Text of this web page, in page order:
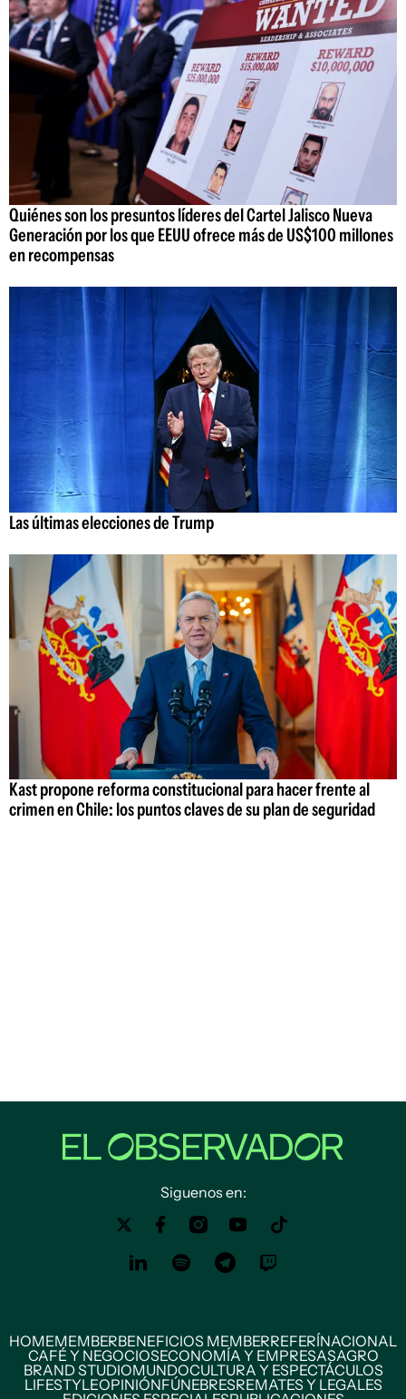
Quiénes son los presuntos líderes del Cartel Jalisco Nueva
Generación por los que EEUU ofrece más de US$100 millones
en recompensas
Las últimas elecciones de Trump
Kast propone reforma constitucional para hacer frente al
crimen en Chile: los puntos claves de su plan de seguridad
Siguenos en:
HOMEMEMBERBENEFICIOS MEMBERREFERÍNACIONAL
CAFÉ Y NEGOCIOSECONOMÍA Y EMPRESASAGRO
BRAND STUDIOMUNDOCULTURA Y ESPECTÁCULOS
LIFESTYLEOPINIÓNFÚNEBRESREMATES Y LEGALES